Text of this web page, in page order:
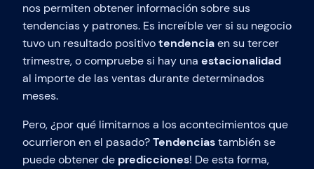
nos permiten obtener información sobre sus
tendencias y patrones. Es increíble ver si su negocio
tuvo un resultado positivotendenciaen su tercer
trimestre, o compruebe si hay una estacionalidad
al importe de las ventas durante determinados
meses.
Pero, ¿por qué limitarnos a los acontecimientos que
ocurrieron en el pasado?Tendenciastambién se
puede obtener de predicciones! De esta forma,